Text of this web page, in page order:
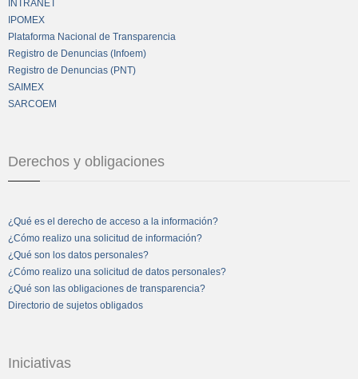
INTRANET
IPOMEX
Plataforma Nacional de Transparencia
Registro de Denuncias (Infoem)
Registro de Denuncias (PNT)
SAIMEX
SARCOEM
Derechos y obligaciones
¿Qué es el derecho de acceso a la información?
¿Cómo realizo una solicitud de información?
¿Qué son los datos personales?
¿Cómo realizo una solicitud de datos personales?
¿Qué son las obligaciones de transparencia?
Directorio de sujetos obligados
Iniciativas